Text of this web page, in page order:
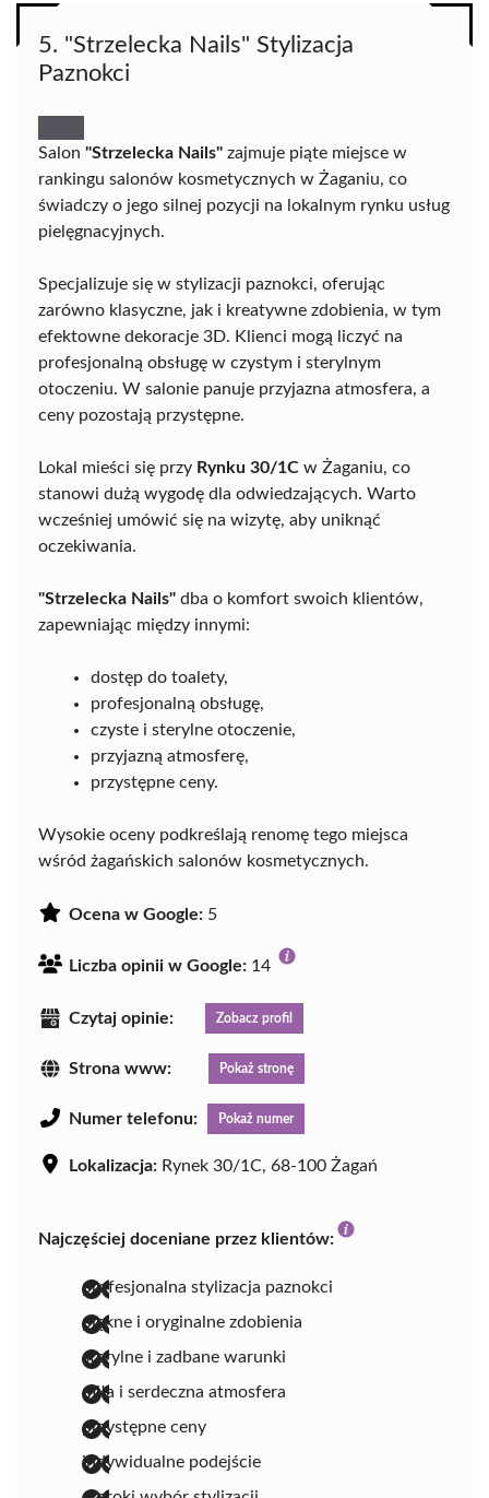
5. "Strzelecka Nails" Stylizacja
Paznokci
Salon "Strzelecka Nails" zajmuje piąte miejsce w
rankingu salonów kosmetycznych w Żaganiu, co
świadczy o jego silnej pozycji na lokalnym rynku usług
pielęgnacyjnych.
Specjalizuje się w stylizacji paznokci, oferując
zarówno klasyczne, jak i kreatywne zdobienia, w tym
efektowne dekoracje 3D. Klienci mogą liczyć na
profesjonalną obsługę w czystym i sterylnym
otoczeniu. W salonie panuje przyjazna atmosfera, a
ceny pozostają przystępne.
Lokal mieści się przy Rynku 30/1C w Żaganiu, co
stanowi dużą wygodę dla odwiedzających. Warto
wcześniej umówić się na wizytę, aby uniknąć
oczekiwania.
"Strzelecka Nails" dba o komfort swoich klientów,
zapewniając między innymi:
dostęp do toalety,
profesjonalną obsługę,
czyste i sterylne otoczenie,
przyjazną atmosferę,
przystępne ceny.
Wysokie oceny podkreślają renomę tego miejsca
wśród żagańskich salonów kosmetycznych.
Ocena w Google: 5
Liczba opinii w Google: 14
Czytaj opinie: Zobacz profil
Strona www: Pokaż stronę
Numer telefonu: Pokaż numer
Lokalizacja: Rynek 30/1C, 68-100 Żagań
Najczęściej doceniane przez klientów:
profesjonalna stylizacja paznokci
piękne i oryginalne zdobienia
sterylne i zadbane warunki
miła i serdeczna atmosfera
przystępne ceny
indywidualne podejście